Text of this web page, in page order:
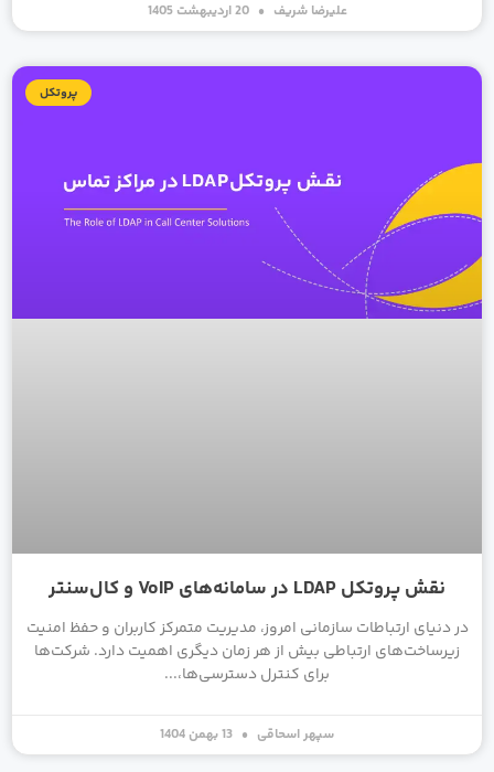
علیرضا شریف 20 اردیبهشت 1405
پروتکل
نقش پروتکل LDAP در سامانه‌های VoIP و کال‌سنتر
در دنیای ارتباطات سازمانی امروز، مدیریت متمرکز کاربران و حفظ امنیت
زیرساخت‌های ارتباطی بیش از هر زمان دیگری اهمیت دارد. شرکت‌ها
برای کنترل دسترسی‌ها،
سپهر اسحاقی